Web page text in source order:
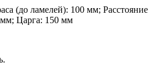
(до ламелей): 100 мм; Расстояние
мм; Царга: 150 мм